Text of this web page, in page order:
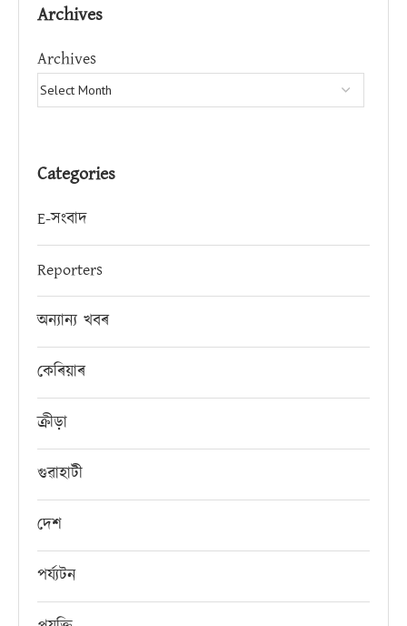
Archives
Archives
Categories
E-সংবাদ
Reporters
অন্যান্য খবৰ
কেৰিয়াৰ
ক্ৰীড়া
গুৱাহাটী
দেশ
পৰ্য্যটন